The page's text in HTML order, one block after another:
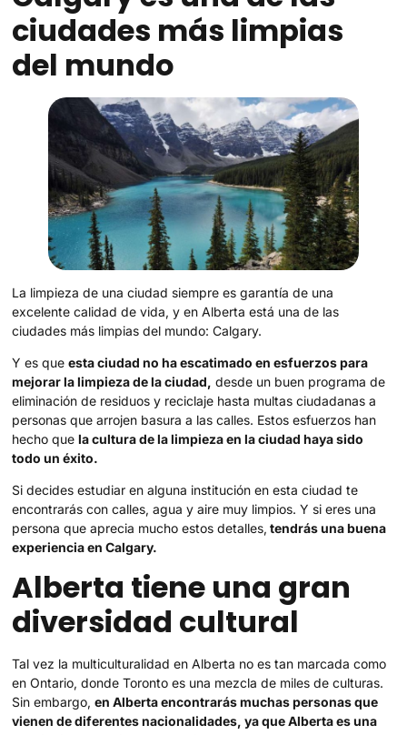
ciudades más limpias
del mundo
La limpieza de una ciudad siempre es garantía de una
excelente calidad de vida, y en Alberta está una de las
ciudades más limpias del mundo: Calgary.
Y es queesta ciudad no ha escatimado en esfuerzos para
mejorar la limpieza de la ciudad, desde un buen programa de
eliminación de residuos y reciclaje hasta multas ciudadanas a
personas que arrojen basura a las calles. Estos esfuerzos han
hecho quela cultura de la limpieza en la ciudad haya sido
todo un éxito.
Si decides estudiar en alguna institución en esta ciudad te
encontrarás con calles, agua y aire muy limpios. Y si eres una
persona que aprecia mucho estos detalles, tendrás una buena
experiencia en Calgary.
Alberta tiene una gran
diversidad cultural
Tal vez la multiculturalidad en Alberta no es tan marcada como
en Ontario, donde Toronto es una mezcla de miles de culturas.
Sin embargo,en Alberta encontrarás muchas personas que
vienen de diferentes nacionalidades, ya que Alberta es una